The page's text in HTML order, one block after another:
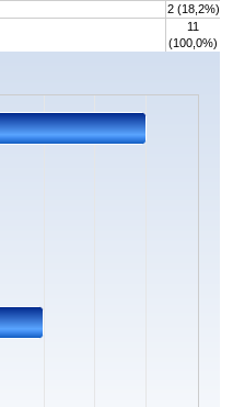
2 (18,2%)
11
(100,0%)
ranges from 0 to 5.